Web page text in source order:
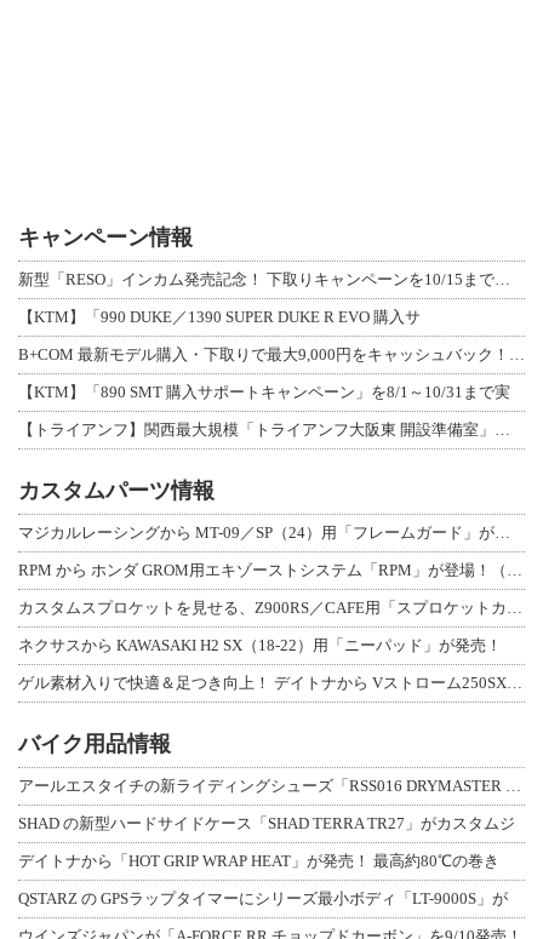
キャンペーン情報
【KTM】「990 DUKE／1390 SUPER DUKE R EVO 購入サ
【KTM】「890 SMT 購入サポートキャンペーン」を8/1～10/31まで実
カスタムパーツ情報
ネクサスから KAWASAKI H2 SX（18-22）用「ニーパッド」が発売！
バイク用品情報
SHAD の新型ハードサイドケース「SHAD TERRA TR27」がカスタムジ
デイトナから「HOT GRIP WRAP HEAT」が発売！ 最高約80℃の巻き
QSTARZ の GPSラップタイマーにシリーズ最小ボディ「LT-9000S」が